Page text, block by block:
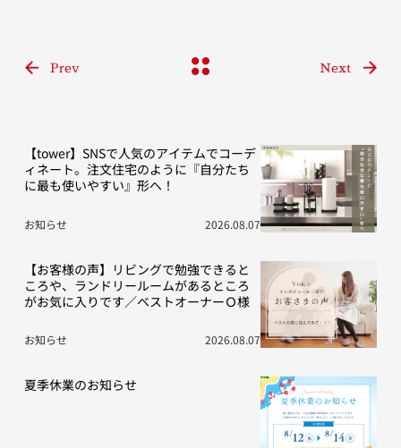
Prev Next
【tower】SNSで人気のアイテムでコーデ
ィネート。注文住宅のように『自分たち
に最も使いやすい』形へ！
お知らせ 2026.08.07
【お客様の声】リビングで勉強できると
ころや、ランドリールームがあるところ
がお気に入りです／ベストオーナーＯ様
お知らせ 2026.08.07
夏季休業のお知らせ